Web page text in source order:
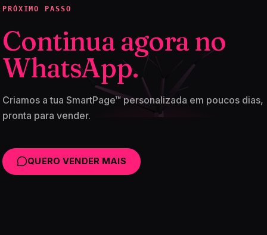
PRÓXIMO PASSO
Continua agora no
WhatsApp.
Criamos a tua SmartPage™ personalizada em poucos dias,
pronta para vender.
QUERO VENDER MAIS